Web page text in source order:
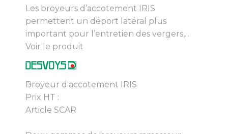
Les broyeurs d’accotement IRIS
permettent un déport latéral plus
important pour l’entretien des vergers,...
Voir le produit
Broyeur d'accotement IRIS
Prix HT :
Article SCAR